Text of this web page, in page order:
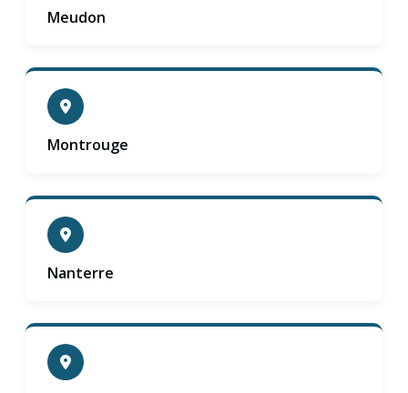
Meudon
Montrouge
Nanterre